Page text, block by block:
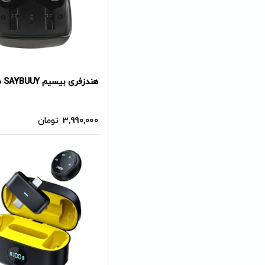
هندزفری بیسیم SAYBUUY مدل C3
3,990,000 تومان